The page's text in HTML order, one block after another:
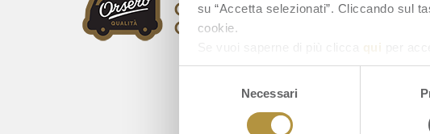
su “Accetta selezionati”. Cliccando sul
cookie.
Se vuoi saperne di più clicca
qui per
Necessari